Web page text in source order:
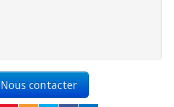
Nous contacter